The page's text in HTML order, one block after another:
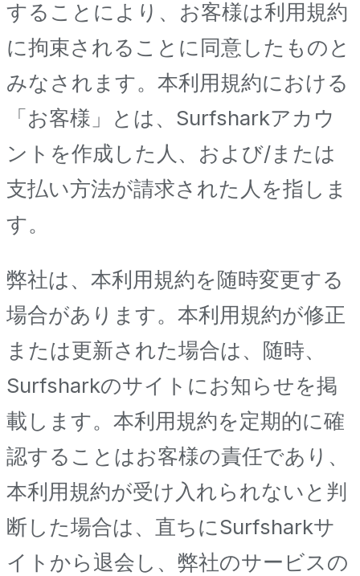
することにより、お客様は利用規約
に拘束されることに同意したものと
みなされます。本利用規約における
「お客様」とは、Surfsharkアカウ
ントを作成した人、および/または
支払い方法が請求された人を指しま
す。
弊社は、本利用規約を随時変更する
場合があります。本利用規約が修正
または更新された場合は、随時、
Surfsharkのサイトにお知らせを掲
載します。本利用規約を定期的に確
認することはお客様の責任であり、
本利用規約が受け入れられないと判
断した場合は、直ちにSurfsharkサ
イトから退会し、弊社のサービスの